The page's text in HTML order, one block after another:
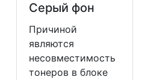
Серый фон
Причиной
являются
несовместимость
тонеров в блоке